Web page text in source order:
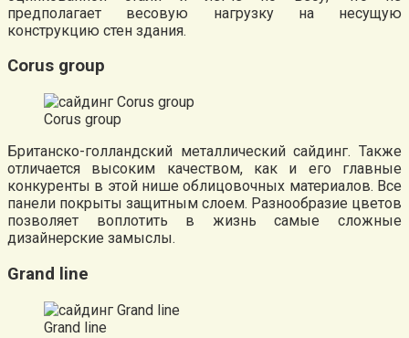
предполагает весовую нагрузку на несущую
конструкцию стен здания.
Corus group
Corus group
Британско-голландский металлический сайдинг. Также
отличается высоким качеством, как и его главные
конкуренты в этой нише облицовочных материалов. Все
панели покрыты защитным слоем. Разнообразие цветов
позволяет воплотить в жизнь самые сложные
дизайнерские замыслы.
Grand line
Grand line